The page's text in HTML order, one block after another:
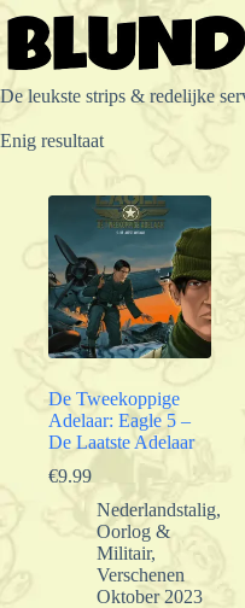
Ga
naar
inhoud
De leukste strips & redelijke
Enig resultaat
De Tweekoppige
Adelaar: Eagle 5 –
De Laatste Adelaar
€9.99
Nederlandstalig,
Oorlog &
Militair,
Verschenen
Oktober 2023